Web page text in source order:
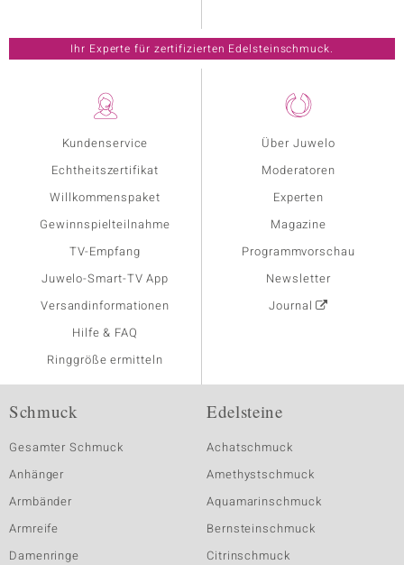
Kundenservice
Echtheitszertifikat
Willkommenspaket
Gewinnspielteilnahme
TV-Empfang
Juwelo-Smart-TV App
Versandinformationen
Hilfe & FAQ
Ringgröße ermitteln
Über Juwelo
Moderatoren
Experten
Magazine
Programmvorschau
Newsletter
Journal
Ihr Experte für zertifizierten Edelsteinschmuck.
Schmuck
Gesamter Schmuck
Anhänger
Armbänder
Armreife
Damenringe
Edelsteine
Achatschmuck
Amethystschmuck
Aquamarinschmuck
Bernsteinschmuck
Citrinschmuck